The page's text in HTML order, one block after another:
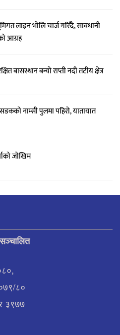
लाइन भोलि चार्ज गरिँदै, सावधानी
आग्रह
बासस्थान बन्यो राप्ती नदी तटीय क्षेत्र
नाम्सी पुलमा पहिरो, यातायात
जोखिम
सञ्चालित
८०
३९७७